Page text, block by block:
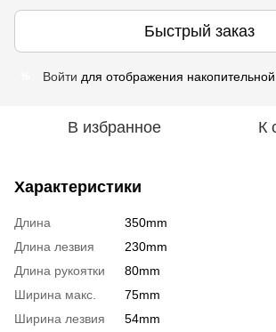
Быстрый заказ
Войти для отображения накопительной
В избранное К
Характеристики
Длина
350mm
Длина лезвия
230mm
Длина рукоятки
80mm
Ширина макс.
75mm
Ширина лезвия
54mm